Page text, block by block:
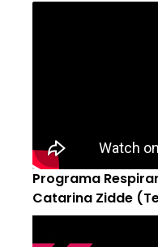
Programa
Catarina Zidde